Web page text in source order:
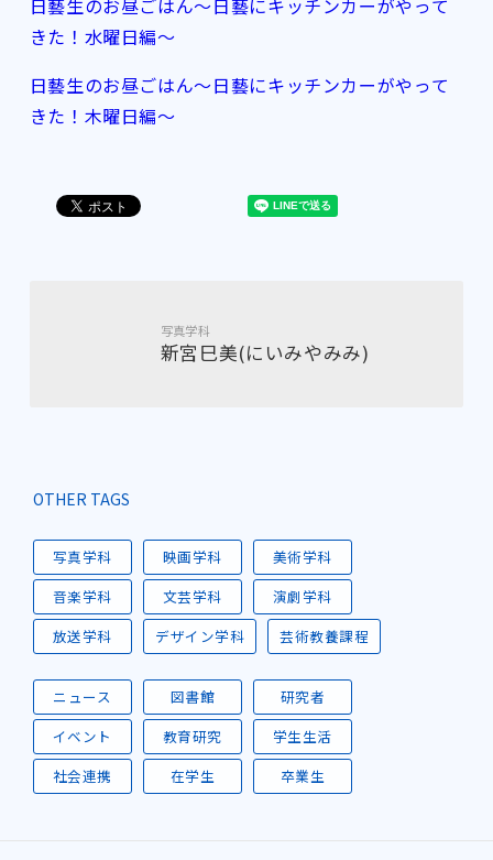
日藝生のお昼ごはん～日藝にキッチンカーがやって
きた！水曜日編～
日藝生のお昼ごはん～日藝にキッチンカーがやって
きた！木曜日編～
写真学科
新宮巳美(にいみやみみ)
OTHER TAGS
写真学科 映画学科
美術学科
音楽学科
文芸学科
演劇学科
放送学科
デザイン学科 芸術教養課程
ニュース 図書館
研究者
イベント
教育研究
学生生活
社会連携
在学生 卒業生